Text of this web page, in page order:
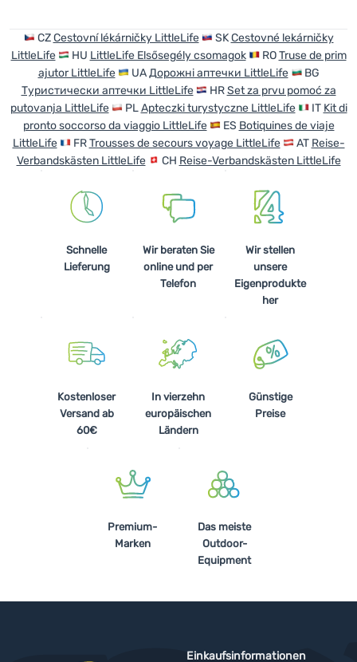
Anmelden /
Registrieren
CZCestovní lékárničky LittleLife SKCestovné lekárničky
LittleLife
HU LittleLife Elsősegély csomagok ROTruse de prim
ajutor LittleLife
UAДорожні аптечки LittleLife
BG
Туристически аптечки LittleLife
HRSet za prvu pomoć za
putovanja LittleLife
PLApteczki turystyczne LittleLife IT Kit di
pronto soccorso da viaggio LittleLife
ES Botiquines de viaje
LittleLife
FRTrousses de secours voyage LittleLife AT Reise-
Verbandskästen LittleLife
CH Reise-Verbandskästen LittleLife
Schnelle
Lieferung
Wir beraten Sie
online und per
Telefon
Wir stellen
unsere
Eigenprodukte
her
Kostenloser
Versand ab
60€
In vierzehn
europäischen
Ländern
Günstige
Preise
Premium-
Marken
Das meiste
Outdoor-
Equipment
Einkaufsinformationen